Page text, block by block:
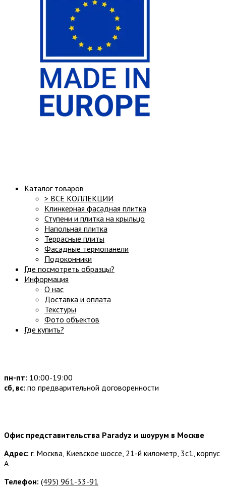
Каталог товаров
> ВСЕ КОЛЛЕКЦИИ
Клинкерная фасадная плитка
Ступени и плитка на крыльцо
Напольная плитка
Террасные плиты
Фасадные термопанели
Подоконники
Где посмотреть образцы?
Информация
О нас
Доставка и оплата
Текстуры
Фото объектов
Где купить?
пн-пт: 10:00-19:00
сб, вс: по предварительной договоренности
Офис представительства Paradyz и шоурум в Москве
Адрес: г. Москва, Киевское шоссе, 21-й километр, 3с1, корпус
А
Телефон: (495) 961-33-91